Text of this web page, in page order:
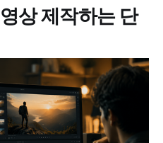
상 제작하는 단